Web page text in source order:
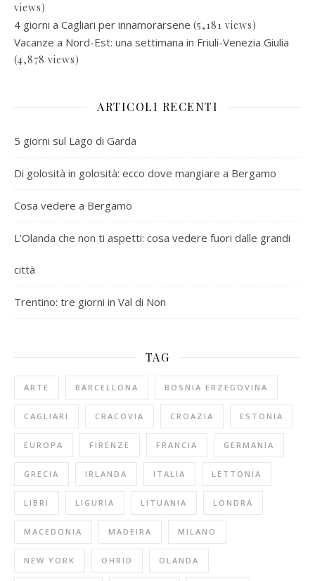
views)
4 giorni a Cagliari per innamorarsene (5,181 views)
Vacanze a Nord-Est: una settimana in Friuli-Venezia Giulia
(4,878 views)
ARTICOLI RECENTI
5 giorni sul Lago di Garda
Di golosità in golosità: ecco dove mangiare a Bergamo
Cosa vedere a Bergamo
L’Olanda che non ti aspetti: cosa vedere fuori dalle grandi
città
Trentino: tre giorni in Val di Non
TAG
ARTE BARCELLONA BOSNIA ERZEGOVINA
CAGLIARI CRACOVIA CROAZIA ESTONIA
EUROPA FIRENZE FRANCIA GERMANIA
GRECIA IRLANDA ITALIA LETTONIA
LIBRI LIGURIA LITUANIA LONDRA
MACEDONIA MADEIRA MILANO
NEW YORK OHRID OLANDA